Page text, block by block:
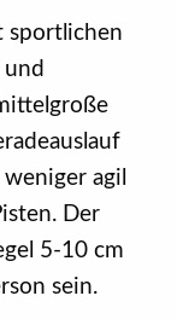
sportlichen
agil
Der
5-10 cm
sein.